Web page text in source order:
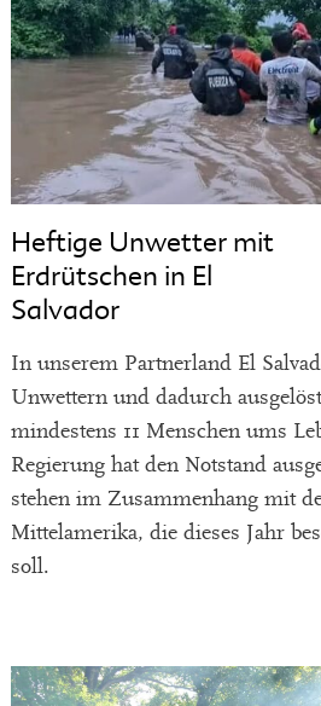
Heftige Unwetter mit
Erdrütschen in El
Salvador
In unserem Partnerland El
Unwettern und dadurch
mindestens 11 Menschen ums
Regierung hat den Notstand
stehen im Zusammenhang mit
Mittelamerika, die dieses Jahr
soll.